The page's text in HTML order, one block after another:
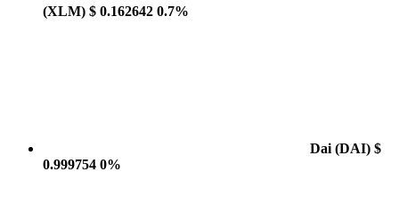
(XLM) $ 0.162642 0.7%
Dai (DAI) $
0.999754 0%